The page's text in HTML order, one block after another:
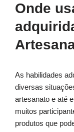
Onde
As habilidades
diversas
artesanato e até
muitos
produtos que